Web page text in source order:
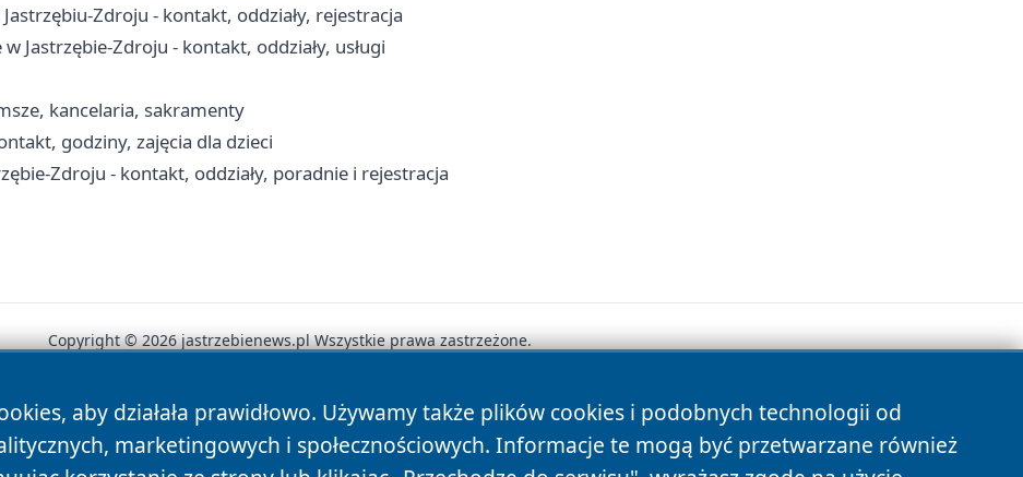
Zdroju - kontakt, oddziały, rejestracja
Jastrzębie-Zdroju - kontakt, oddziały, usługi
kancelaria, sakramenty
godziny, zajęcia dla dzieci
Zdroju - kontakt, oddziały, poradnie i rejestracja
aby działała prawidłowo. Używamy także plików cookies i podobnych technologii od
marketingowych i społecznościowych. Informacje te mogą być przetwarzane również
Copyright © 2026 jastrzebienews.pl Wszystkie prawa zastrzeżone.
News Autorzy Polityka Prywatności Polityka Cookies